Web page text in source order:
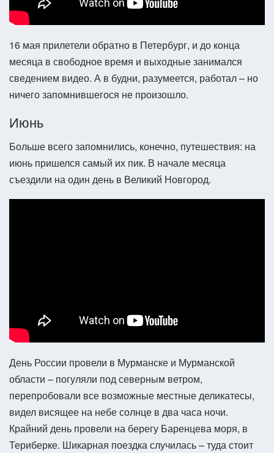
16 мая прилетели обратно в Петербург, и до конца
месяца в свободное время и выходные занимался
сведением видео. А в будни, разумеется, работал – но
ничего запомнившегося не произошло.
Июнь
Больше всего запомнились, конечно, путешествия: на
июнь пришелся самый их пик. В начале месяца
съездили на один день в Великий Новгород.
День России провели в Мурманске и Мурманской
области – погуляли под северным ветром,
перепробовали все возможные местные деликатесы,
видел висящее на небе солнце в два часа ночи.
Крайний день провели на берегу Баренцева моря, в
Териберке. Шикарная поездка случилась – туда стоит